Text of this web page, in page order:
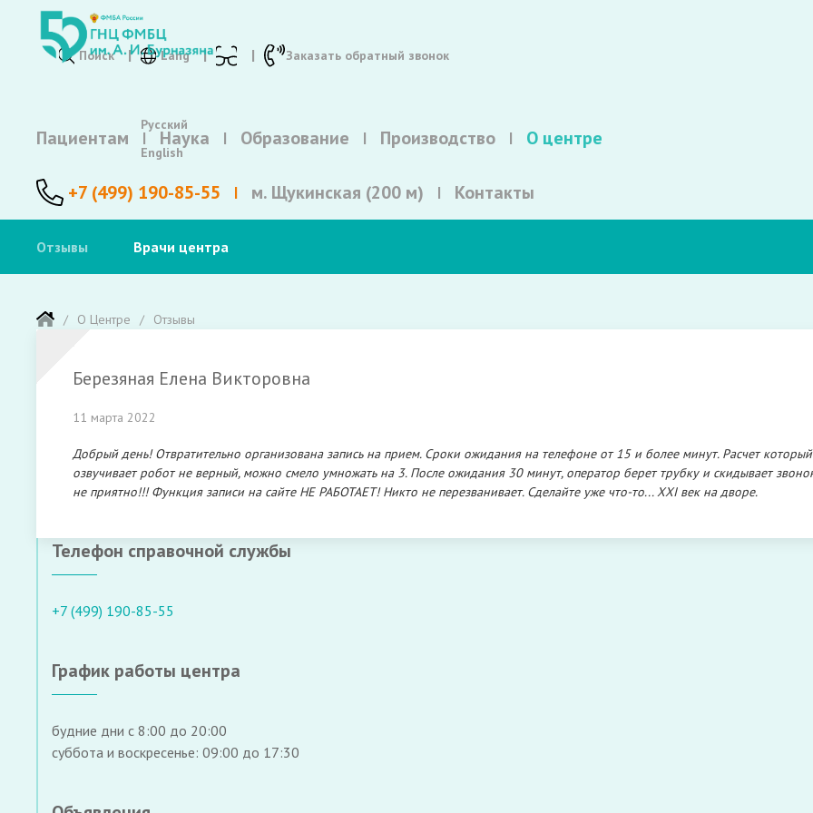
Поиск Lang
Русский
English
Заказать обратный звонок
Пациентам Наука Образование Производство О центре
+7 (499) 190-85-55 м. Щукинская (200 м) Контакты
Отзывы Врачи центра
О Центре Отзывы
Березяная Елена Викторовна
11 марта 2022
Добрый день! Отвратительно организована запись на прием. Сроки ожидания на телефоне от 15 и более минут. Расчет который
озвучивает робот не верный, можно смело умножать на 3. После ожидания 30 минут, оператор берет трубку и скидывает
не приятно!!! Функция записи на сайте НЕ РАБОТАЕТ! Никто не перезванивает. Сделайте уже что-то... XXI век на дворе.
Телефон справочной службы
+7 (499) 190-85-55
График работы центра
будние дни с 8:00 до 20:00
суббота и воскресенье: 09:00 до 17:30